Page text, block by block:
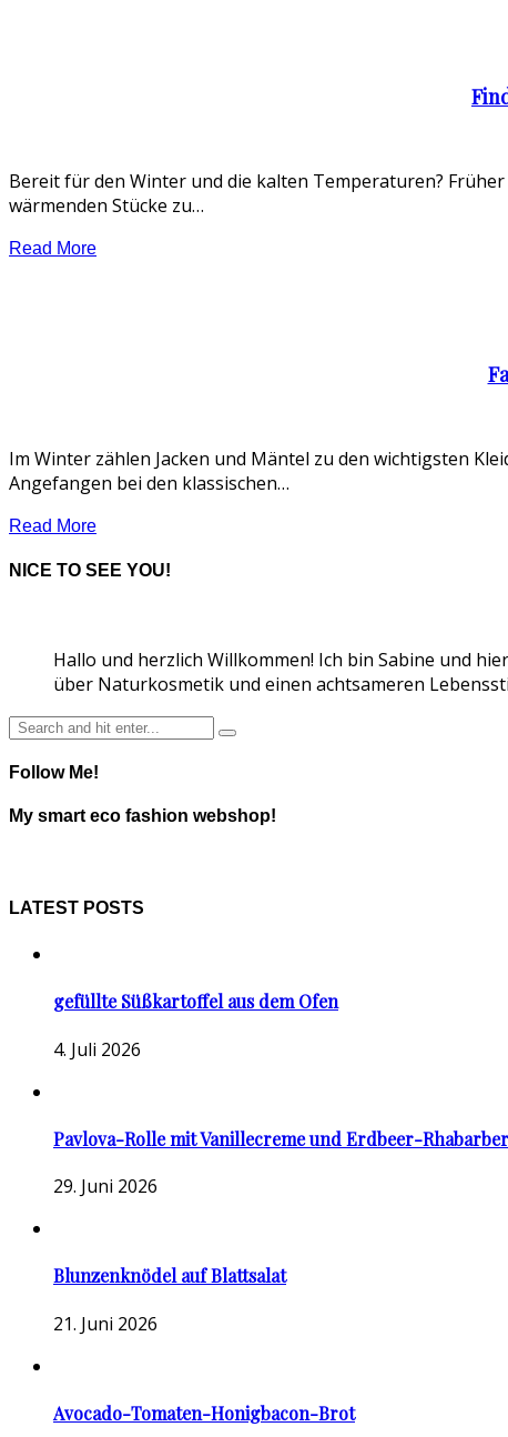
Bereit für den Winter und die kalten Temperaturen?
wärmenden Stücke zu…
Read More
Im Winter zählen Jacken und Mäntel zu den wichtigsten
Angefangen bei den klassischen…
Read More
NICE TO SEE YOU!
Hallo und herzlich Willkommen! Ich bin Sabine und
über Naturkosmetik und einen achtsameren
Follow Me!
My smart eco fashion webshop!
LATEST POSTS
gefüllte Süßkartoffel aus dem Ofen
4. Juli 2026
Pavlova-Rolle mit Vanillecreme und Erdbeer-
29. Juni 2026
Blunzenknödel auf Blattsalat
21. Juni 2026
Avocado-Tomaten-Honigbacon-Brot